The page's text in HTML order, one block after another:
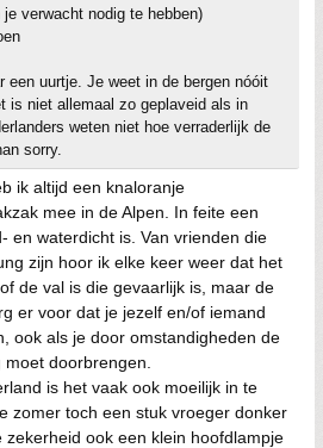
verwacht nodig te hebben)
een uurtje. Je weet in de bergen nóóit
is niet allemaal zo geplaveid als in
weten niet hoe verraderlijk de
sorry.
ik altijd een knaloranje
mee in de Alpen. In feite een
en waterdicht is. Van vrienden die
zijn hoor ik elke keer weer dat het
de val is die gevaarlijk is, maar de
er voor dat je jezelf en/of iemand
ook als je door omstandigheden de
doorbrengen.
is het vaak ook moeilijk in te
zomer toch een stuk vroeger donker
ook een klein hoofdlampje